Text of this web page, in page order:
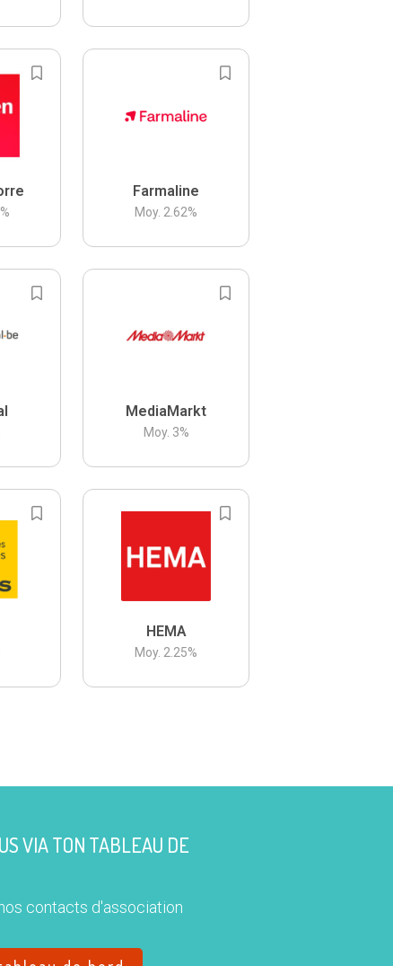
%
Farmaline
Moy. 2.62%
MediaMarkt
Moy. 3%
HEMA
Moy. 2.25%
VIA TON TABLEAU DE
contacts d'association